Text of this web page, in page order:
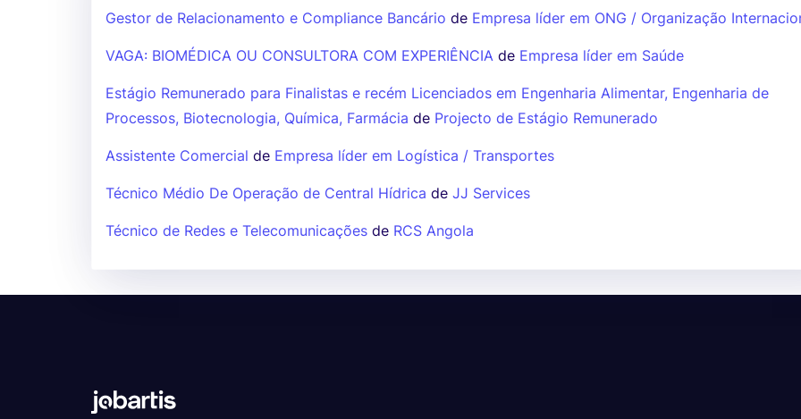
Gestor de Relacionamento e Compliance Bancário de Empresa líder em ONG / Organização
VAGA: BIOMÉDICA OU CONSULTORA COM EXPERIÊNCIA de Empresa líder em Saúde
Estágio Remunerado para Finalistas e recém Licenciados em Engenharia Alimentar, Engenharia de
Processos, Biotecnologia, Química, Farmácia de Projecto de Estágio Remunerado
Assistente Comercial de Empresa líder em Logística / Transportes
Técnico Médio De Operação de Central Hídrica de JJ Services
Técnico de Redes e Telecomunicações de RCS Angola